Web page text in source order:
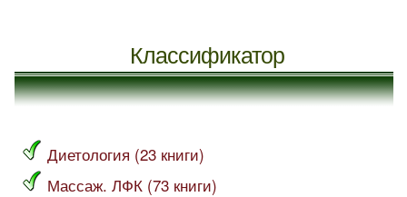
Классификатор
Диетология (23 книги)
Массаж. ЛФК (73 книги)